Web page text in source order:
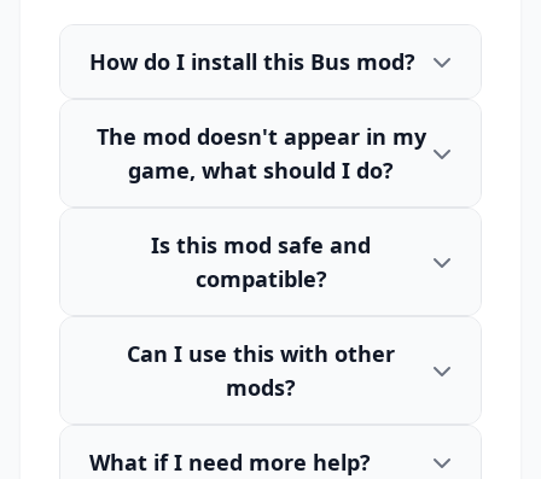
How do I install this Bus mod?
The mod doesn't appear in my
game, what should I do?
Is this mod safe and
compatible?
Can I use this with other
mods?
What if I need more help?